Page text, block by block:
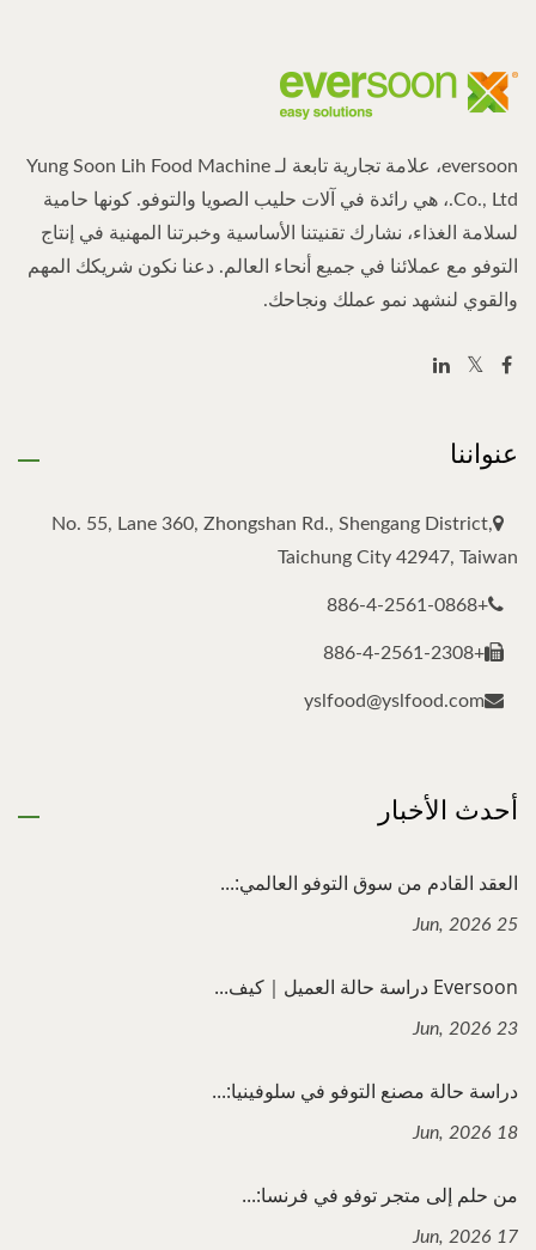
eversoon، علامة تجارية تابعة لـ Yung Soon Lih Food Machine
Co., Ltd.، هي رائدة في آلات حليب الصويا والتوفو. كونها حامية
لسلامة الغذاء، نشارك تقنيتنا الأساسية وخبرتنا المهنية في إنتاج
التوفو مع عملائنا في جميع أنحاء العالم. دعنا نكون شريكك المهم
والقوي لنشهد نمو عملك ونجاحك.
عنواننا
No. 55, Lane 360, Zhongshan Rd., Shengang District,
Taichung City 42947, Taiwan
+886-4-2561-0868
+886-4-2561-2308
yslfood@yslfood.com
أحدث الأخبار
العقد القادم من سوق التوفو العالمي:...
25 Jun, 2026
Eversoon دراسة حالة العميل｜كيف...
23 Jun, 2026
دراسة حالة مصنع التوفو في سلوفينيا:...
18 Jun, 2026
من حلم إلى متجر توفو في فرنسا:...
17 Jun, 2026